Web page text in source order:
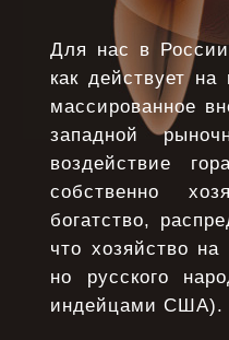
Для нас в России
как действует
массированное
западной
воздействие
собственно
богатство,
что хозяйство
но русского
индейцами США).